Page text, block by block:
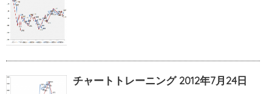
チャートトレーニング 2012年7月24日